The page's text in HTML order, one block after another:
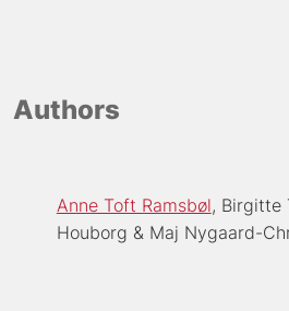
Authors
Anne Toft Ramsbøl Birgitte
Houborg
Maj Nygaard-